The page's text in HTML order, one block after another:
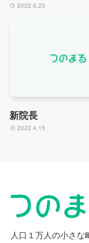
2022.6.25
新院長
2022.4.15
人口１万人の小さな